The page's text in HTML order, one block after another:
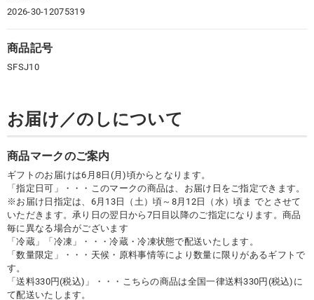
2026-30-12075319
商品記号
SFSJ10
お届け／のしについて
商品マークのご案内
ギフトのお届けは6月8日(月)頃からとなります。
「指定日可」・・・このマークの商品は、お届け日をご指定できます。
※お届け日指定は、6月13日（土）頃～8月12日（水）頃ま でとさせて
いただきます。承り日の翌日から7日目以降のご指定になります。商品
毎に異なる場合がございます
「冷蔵」「冷凍」・・・冷蔵・冷凍状態で配送いたします。
「数量限定」・・・天候・原料事情等により数量に限りがあるギフトで
す。
「送料330円(税込)」・・・こちらの商品は全国一律送料330円(税込)に
て配送いたします。